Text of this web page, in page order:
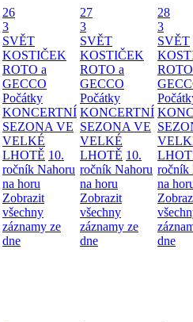
26
3
SVĚT
KOSTIČEK
ROTO a
GECCO
Počátky
KONCERTNÍ
SEZONA VE
VELKÉ
LHOTĚ 10.
ročník Nahoru
na horu
Zobrazit
všechny
záznamy ze
dne
27
3
SVĚT
KOSTIČEK
ROTO a
GECCO
Počátky
KONCERTNÍ
SEZONA VE
VELKÉ
LHOTĚ 10.
ročník Nahoru
na horu
Zobrazit
všechny
záznamy ze
dne
28
3
SVĚT
ročník
na
dne